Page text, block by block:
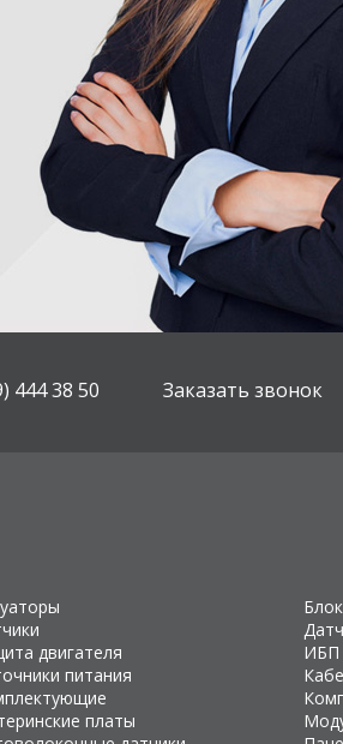
444 38 50 Заказать звонок
двигателя
ИБП
питания
платы